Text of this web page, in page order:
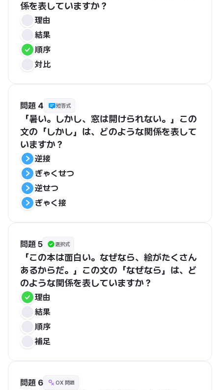
係を表していますか？
理由
結果
順序
対比
問題 4 短答式
「暑い。しかし、窓は開けられない。」この
文の「しかし」は、どのような関係を表して
いますか？
逆接
ぎゃくせつ
逆せつ
ぎゃく接
問題 5 選択式
「この本は面白い。なぜなら、絵がたくさん
あるからだ。」この文の「なぜなら」は、ど
のような関係を表していますか？
理由
結果
順序
補足
問題 6 OX 問題